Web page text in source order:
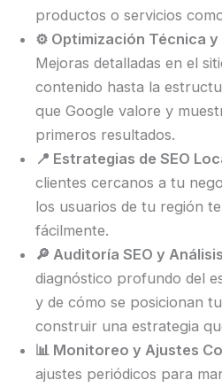
productos o servicios
⚙️ Optimización Técnica
Mejoras detalladas en el
contenido hasta la
que Google valore y
primeros resultados.
📍 Estrategias de SEO
clientes cercanos a tu
los usuarios de tu región
fácilmente.
🔎 Auditoría SEO y
diagnóstico profundo del
y de cómo se posicionan
construir una estrategia
📊 Monitoreo y Ajustes
ajustes periódicos para